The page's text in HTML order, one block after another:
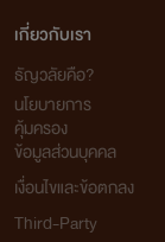
เกี่ยวกับเรา
ธัญวลัยคือ?
นโยบายการ
คุ้มครอง
ข้อมูลส่วนบุคคล
เงื่อนไขและข้อตกลง
Third-Party